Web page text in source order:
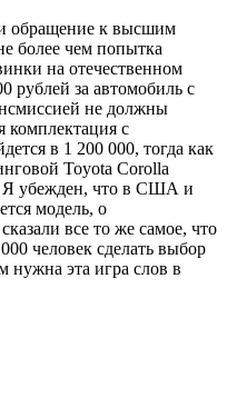
обращение к высшим
более чем попытка
на отечественном
рублей за автомобиль с
не должны
комплектация с
в 1 200 000, тогда как
Toyota Corolla
Я убежден, что в США и
модель, о
все то же самое, что
человек сделать выбор
нужна эта игра слов в